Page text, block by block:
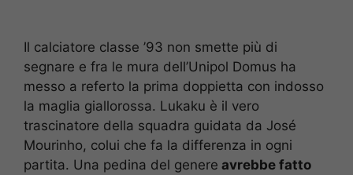
Il calciatore classe ’93 non smette più di
segnare e fra le mura dell’Unipol Domus ha
messo a referto la prima doppietta con indosso
la maglia giallorossa. Lukaku è il vero
trascinatore della squadra guidata da José
Mourinho, colui che fa la differenza in ogni
partita. Una pedina del genere avrebbe fatto